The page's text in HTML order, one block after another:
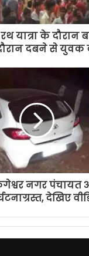
यात्रा के दौरान
दबने से युवक
नगर पंचायत
देखिए